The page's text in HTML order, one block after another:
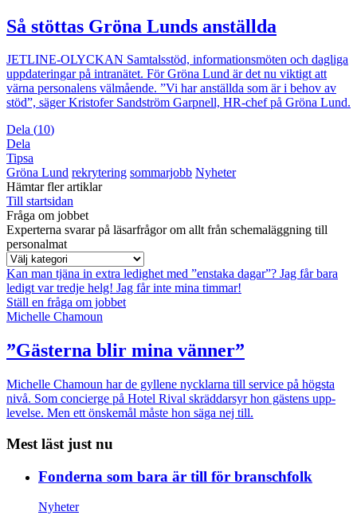
Så stöttas Gröna Lunds anställda
JETLINE-OLYCKAN Samtalsstöd, informationsmöten och dagliga
uppdateringar på intranätet. För Gröna Lund är det nu viktigt att
värna personalens välmående. ”Vi har anställda som är i behov av
stöd”, säger Kristofer Sandström Garpnell, HR-chef på Gröna Lund.
Dela (10)
Dela
Tipsa
Gröna Lund rekrytering sommarjobb Nyheter
Hämtar fler artiklar
Till startsidan
Fråga om jobbet
Experterna svarar på läsarfrågor om allt från schemaläggning till
personalmat
Kan man tjäna in extra ledighet med ”enstaka dagar”? Jag får bara
ledigt var tredje helg! Jag får inte mina timmar!
Ställ en fråga om jobbet
Michelle Chamoun
”Gästerna blir mina vänner”
Michelle Chamoun har de gyllene nycklarna till service på högsta
nivå. Som concierge på Hotel Rival skräddarsyr hon gästens upp­
levelse. Men ett önskemål måste hon säga nej till.
Mest läst just nu
Fonderna som bara är till för branschfolk
Nyheter